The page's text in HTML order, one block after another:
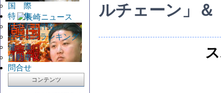
国 際
特 集
住宅着工件数
ゼネコンランキング
健 康
自動車
問合せ
コンテンツ
ルチェーン」＆